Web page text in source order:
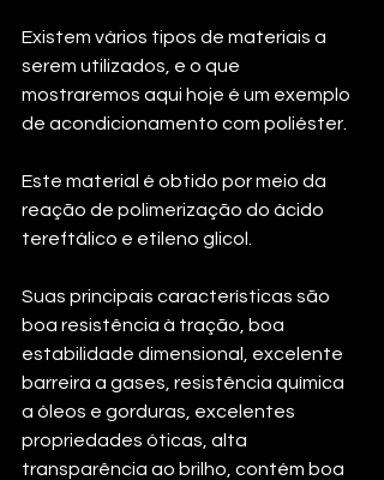
Existem vários tipos de materiais a
serem utilizados, e o que
mostraremos aqui hoje é um exemplo
de acondicionamento com poliéster.
Este material é obtido por meio da
reação de polimerização do ácido
tereftálico e etileno glicol.
Suas principais características são
boa resistência à tração, boa
estabilidade dimensional, excelente
barreira a gases, resistência química
a óleos e gorduras, excelentes
propriedades óticas, alta
transparência ao brilho, contém boa